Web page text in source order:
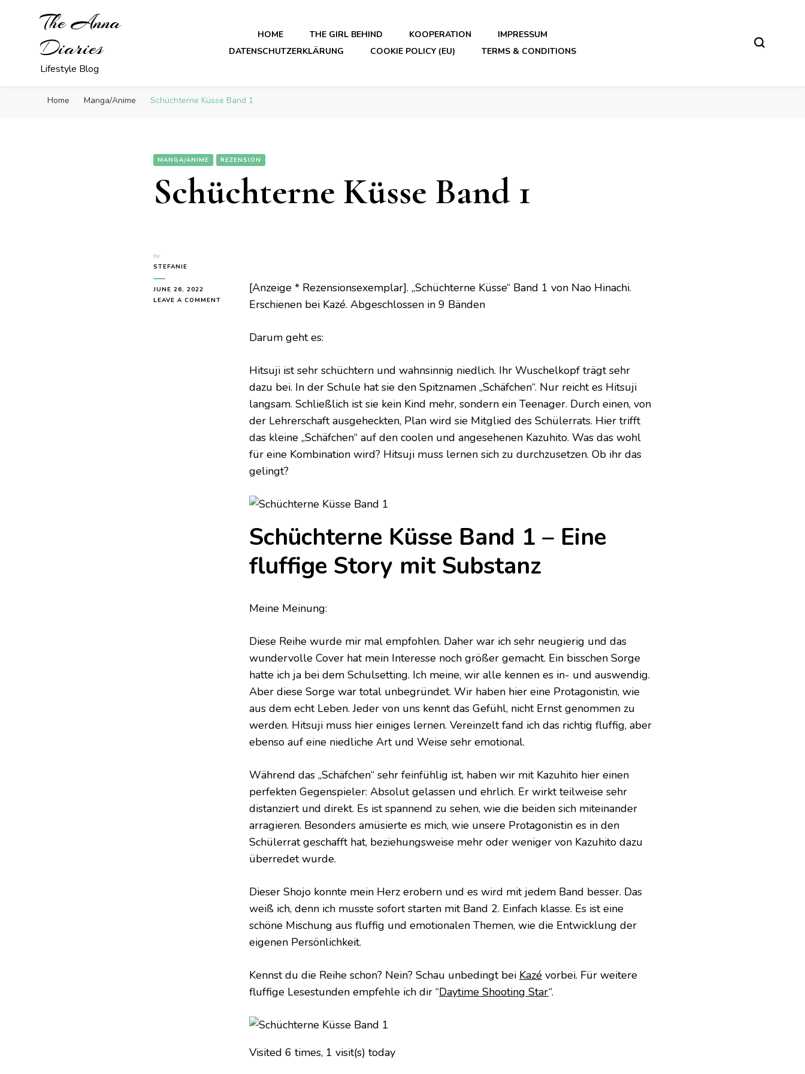
The Anna
Diaries
Lifestyle Blog
HOME THE GIRL BEHIND KOOPERATION
IMPRESSUM
DATENSCHUTZERKLÄRUNG
COOKIE POLICY (EU) TERMS & CONDITIONS
Home Manga/Anime Schüchterne Küsse Band 1
MANGA/ANIME REZENSION
Schüchterne Küsse Band 1
by
STEFANIE
JUNE 26, 2022
LEAVE A COMMENT
SCHÜCHTERNE
[Anzeige * Rezensionsexemplar]. „Schüchterne Küsse“ Band 1 von Nao Hinachi.
Erschienen bei Kazé. Abgeschlossen in 9 Bänden
Darum geht es:
Hitsuji ist sehr schüchtern und wahnsinnig niedlich. Ihr Wuschelkopf trägt sehr
dazu bei. In der Schule hat sie den Spitznamen „Schäfchen“. Nur reicht es Hitsuji
langsam. Schließlich ist sie kein Kind mehr, sondern ein Teenager. Durch einen, von
der Lehrerschaft ausgeheckten, Plan wird sie Mitglied des Schülerrats. Hier trifft
das kleine „Schäfchen“ auf den coolen und angesehenen Kazuhito. Was das wohl
für eine Kombination wird? Hitsuji muss lernen sich zu durchzusetzen. Ob ihr das
gelingt?
Schüchterne Küsse Band 1 – Eine
fluffige Story mit Substanz
Meine Meinung:
Diese Reihe wurde mir mal empfohlen. Daher war ich sehr neugierig und das
wundervolle Cover hat mein Interesse noch größer gemacht. Ein bisschen Sorge
hatte ich ja bei dem Schulsetting. Ich meine, wir alle kennen es in- und auswendig.
Aber diese Sorge war total unbegründet. Wir haben hier eine Protagonistin, wie
aus dem echt Leben. Jeder von uns kennt das Gefühl, nicht Ernst genommen zu
werden. Hitsuji muss hier einiges lernen. Vereinzelt fand ich das richtig fluffig, aber
ebenso auf eine niedliche Art und Weise sehr emotional.
Während das „Schäfchen“ sehr feinfühlig ist, haben wir mit Kazuhito hier einen
perfekten Gegenspieler: Absolut gelassen und ehrlich. Er wirkt teilweise sehr
distanziert und direkt. Es ist spannend zu sehen, wie die beiden sich miteinander
arragieren. Besonders amüsierte es mich, wie unsere Protagonistin es in den
Schülerrat geschafft hat, beziehungsweise mehr oder weniger von Kazuhito dazu
überredet wurde.
Dieser Shojo konnte mein Herz erobern und es wird mit jedem Band besser. Das
weiß ich, denn ich musste sofort starten mit Band 2. Einfach klasse. Es ist eine
schöne Mischung aus fluffig und emotionalen Themen, wie die Entwicklung der
eigenen Persönlichkeit.
Kennst du die Reihe schon? Nein? Schau unbedingt bei Kazé vorbei. Für weitere
fluffige Lesestunden empfehle ich dir “Daytime Shooting Star“.
Visited 6 times, 1 visit(s) today